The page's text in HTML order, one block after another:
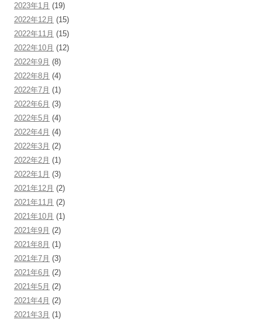
2023年1月 (19)
2022年12月 (15)
2022年11月 (15)
2022年10月 (12)
2022年9月 (8)
2022年8月 (4)
2022年7月 (1)
2022年6月 (3)
2022年5月 (4)
2022年4月 (4)
2022年3月 (2)
2022年2月 (1)
2022年1月 (3)
2021年12月 (2)
2021年11月 (2)
2021年10月 (1)
2021年9月 (2)
2021年8月 (1)
2021年7月 (3)
2021年6月 (2)
2021年5月 (2)
2021年4月 (2)
2021年3月 (1)